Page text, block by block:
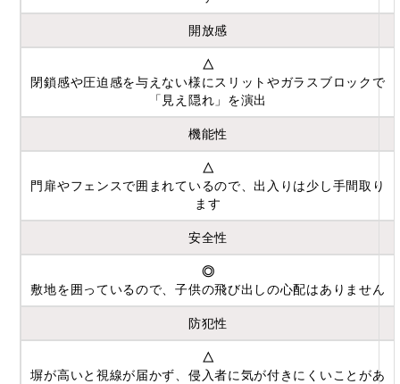
開放感
△
閉鎖感や圧迫感を与えない様にスリットやガラスブロックで
「見え隠れ」を演出
機能性
△
門扉やフェンスで囲まれているので、出入りは少し手間取り
ます
安全性
◎
敷地を囲っているので、子供の飛び出しの心配はありません
防犯性
△
塀が高いと視線が届かず、侵入者に気が付きにくいことがあ